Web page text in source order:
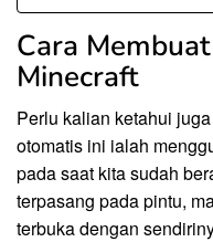
Cara
Minecraft
Perlu kalian ketahui
otomatis ini ialah
pada saat kita sudah
terpasang pada pintu,
terbuka dengan